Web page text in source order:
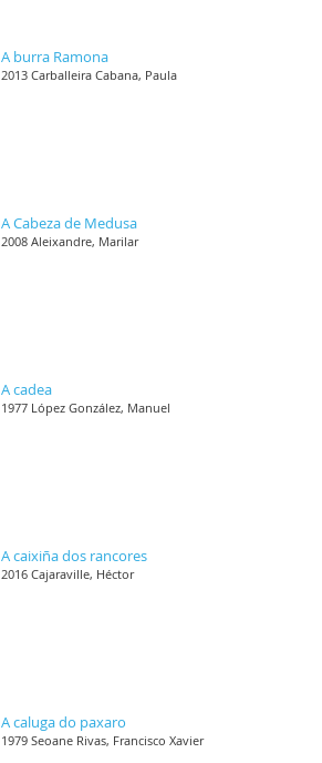
A burra Ramona
2013 Carballeira Cabana, Paula
A Cabeza de Medusa
2008 Aleixandre, Marilar
A cadea
1977 López González, Manuel
A caixiña dos rancores
2016 Cajaraville, Héctor
A caluga do paxaro
1979 Seoane Rivas, Francisco Xavier